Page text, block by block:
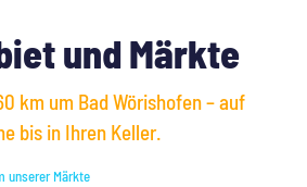
und Märkte
km um Bad Wörishofen – auf
bis in Ihren Keller.
unserer Märkte